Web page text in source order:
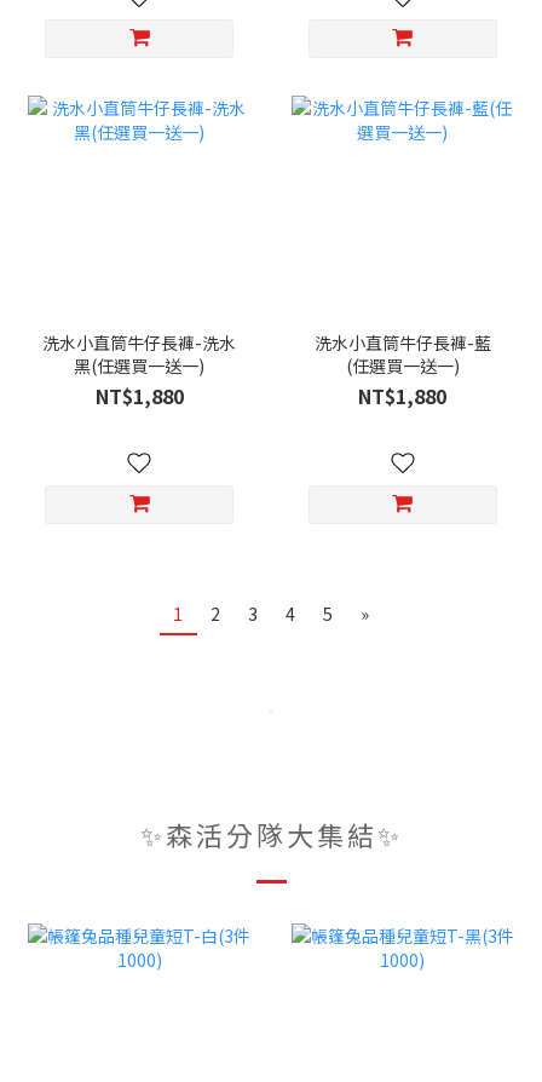
洗水小直筒牛仔長褲-洗水
黑(任選買一送一)
NT$1,880
洗水小直筒牛仔長褲-藍
(任選買一送一)
NT$1,880
1 2 3 4 5 »
✨森活分隊大集結✨